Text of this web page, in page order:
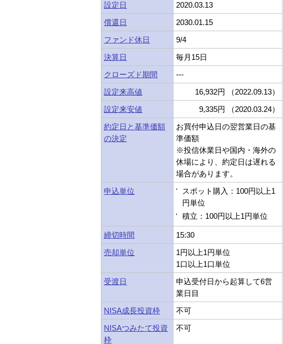
設定日
2020.03.13
償還日
2030.01.15
ファンド休日
9/4
決算日
毎月15日
クローズド期間
---
設定来高値
16,932円 （2022.09.13）
設定来安値
9,335円 （2020.03.24）
約定日と基準価額
の決定
お買付申込日の翌営業日の基
準価額
※投信休業日や国内・海外の
休場により、約定日は遅れる
場合があります。
申込単位
スポット購入：100円以上1
円単位
積立：100円以上1円単位
締切時間
15:30
売却単位
1円以上1円単位
1口以上1口単位
受渡日
申込受付日から起算して6営
業日目
NISA成長投資枠
不可
NISAつみたて投資
枠
不可